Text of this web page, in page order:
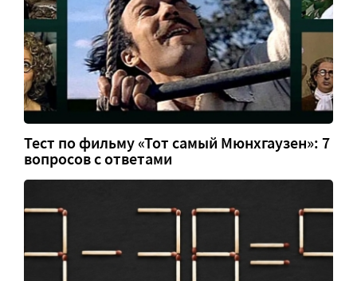
Тест по фильму «Тот самый Мюнхгаузен»: 7
вопросов с ответами